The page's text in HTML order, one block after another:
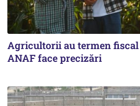
Agricultorii au termen fiscal
ANAF face precizări